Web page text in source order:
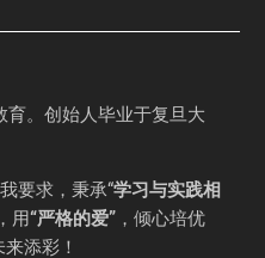
育。创始人毕业于复旦大
要求，秉承“学习与实践相
用“严格的爱” ，倾心培优
添彩！